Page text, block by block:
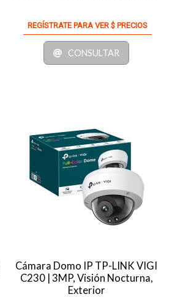
REGÍSTRATE PARA VER $ PRECIOS
CONSULTAR
Cámara Domo IP TP-LINK VIGI
C230 | 3MP, Visión Nocturna,
Exterior